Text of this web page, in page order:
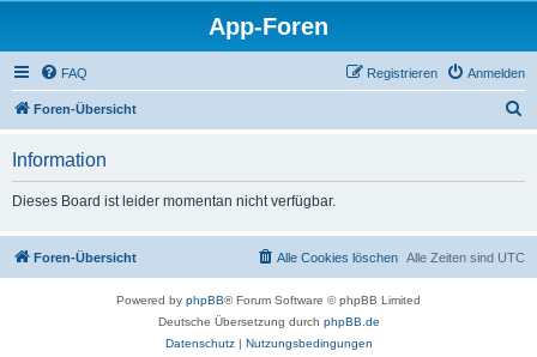
App-Foren
FAQ Anmelden
Registrieren
Foren-Übersicht
Information
Dieses Board ist leider momentan nicht verfügbar.
Foren-Übersicht Alle Zeiten sind UTC
Alle Cookies löschen
Powered by phpBB® Forum Software © phpBB Limited
Deutsche Übersetzung durch phpBB.de
Datenschutz| Nutzungsbedingungen